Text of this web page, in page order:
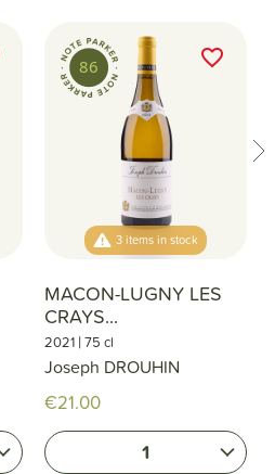
86
3 items in stock
MACON-LUGNY LES
CRAYS...
2021 |75 cl
Joseph DROUHIN
€21.00
1
favorite_border